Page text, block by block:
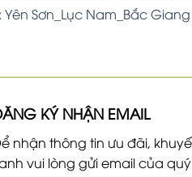
Sơn_Lục Nam_Bắc Giang
KÝ NHẬN EMAIL
nhận thông tin ưu đãi,
vui lòng gửi email của